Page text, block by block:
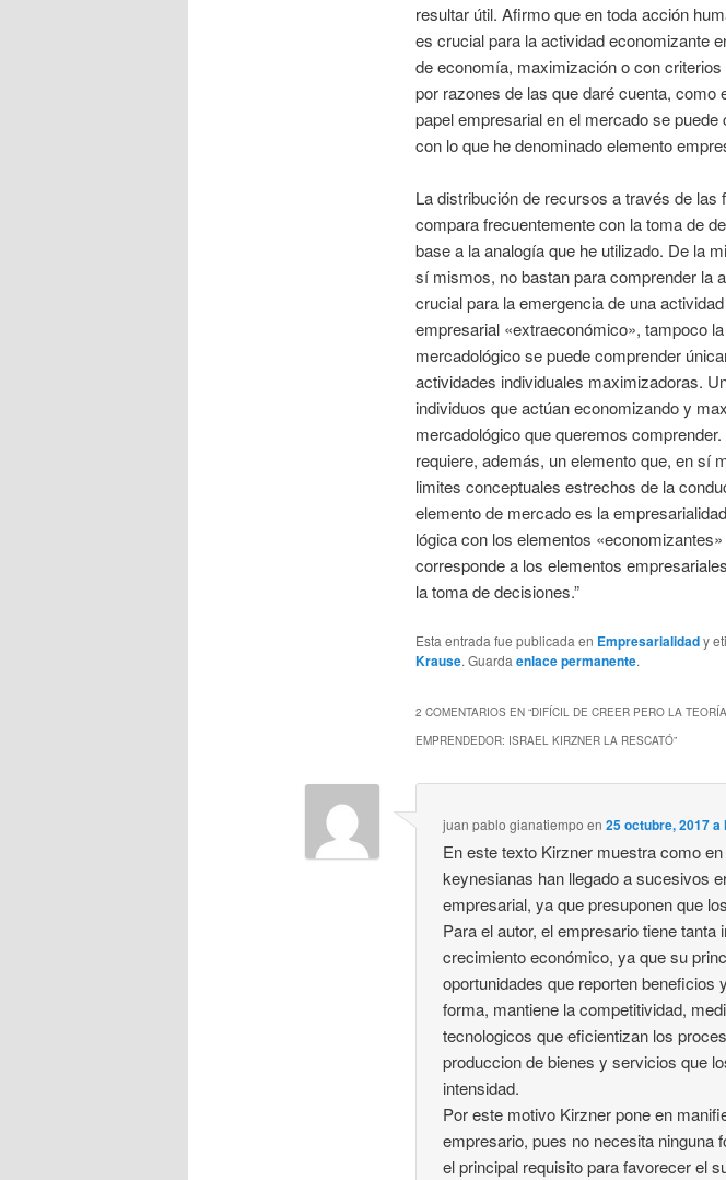
resultar útil. Afirmo que en toda acción
es crucial para la actividad economizante
de economía, maximización o con
por razones de las que daré cuenta,
papel empresarial en el mercado se
con lo que he denominado elemento
La distribución de recursos a través de
compara frecuentemente con la toma de
base a la analogía que he utilizado. De la
sí mismos, no bastan para comprender la
crucial para la emergencia de una
empresarial «extraeconómico», tampoco
mercadológico se puede comprender
actividades individuales maximizadoras.
individuos que actúan economizando y
mercadológico que queremos
requiere, además, un elemento que, en sí
limites conceptuales estrechos de la
elemento de mercado es la
lógica con los elementos
corresponde a los elementos
la toma de decisiones.”
Esta entrada fue publicada en Empresarialidady
Krause. Guarda enlace permanente.
2 COMENTARIOS EN “DIFÍCIL DE CREER PERO LA
EMPRENDEDOR: ISRAEL KIRZNER LA RESCATÓ”
juan pablo gianatiempo en25 octubre, 2017 a
En este texto Kirzner muestra como
keynesianas han llegado a sucesivos
empresarial, ya que presuponen que
Para el autor, el empresario tiene
crecimiento económico, ya que su
oportunidades que reporten
forma, mantiene la competitividad,
tecnologicos que eficientizan los
produccion de bienes y servicios que
intensidad.
Por este motivo Kirzner pone en
empresario, pues no necesita ninguna
el principal requisito para favorecer el